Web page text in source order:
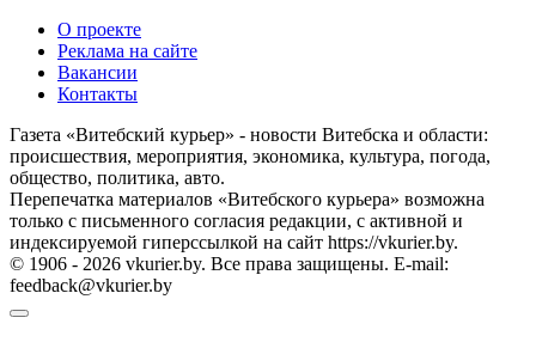
О проекте
Реклама на сайте
Вакансии
Контакты
Газета «Витебский курьер» - новости Витебска и области:
происшествия, мероприятия, экономика, культура, погода,
общество, политика, авто.
Перепечатка материалов «Витебского курьера» возможна
только с письменного согласия редакции, с активной и
индексируемой гиперссылкой на сайт https://vkurier.by.
© 1906 - 2026 vkurier.by. Все права защищены. E-mail:
feedback@vkurier.by